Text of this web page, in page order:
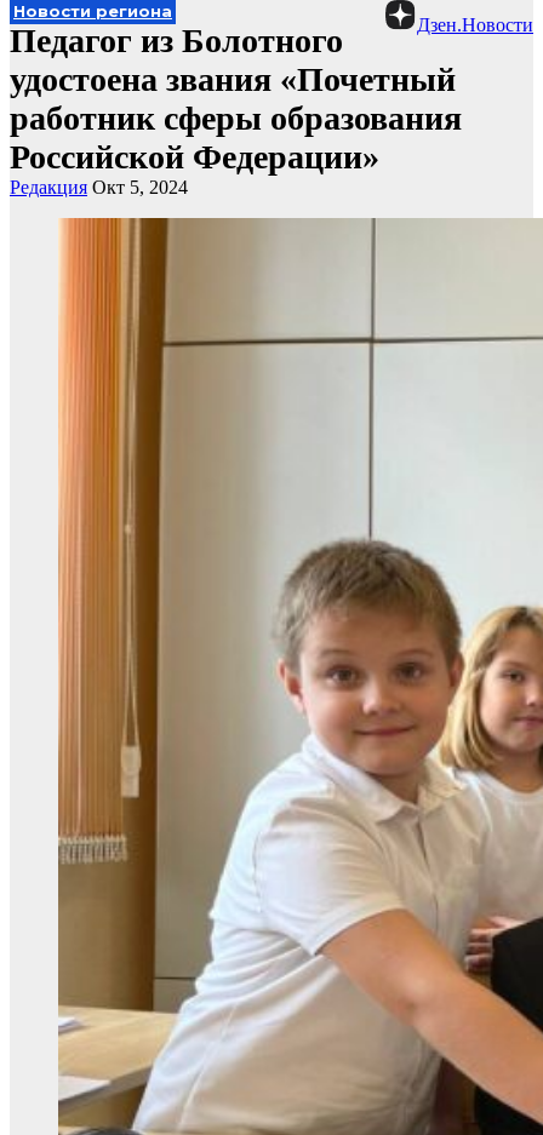
Дзен.Новости
Новости региона
Педагог из Болотного
удостоена звания «Почетный
работник сферы образования
Российской Федерации»
Редакция Окт 5, 2024